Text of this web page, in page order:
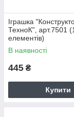
Іграшка
ТехноК", арт.7501
елементів)
В наявності
445 ₴
Купити